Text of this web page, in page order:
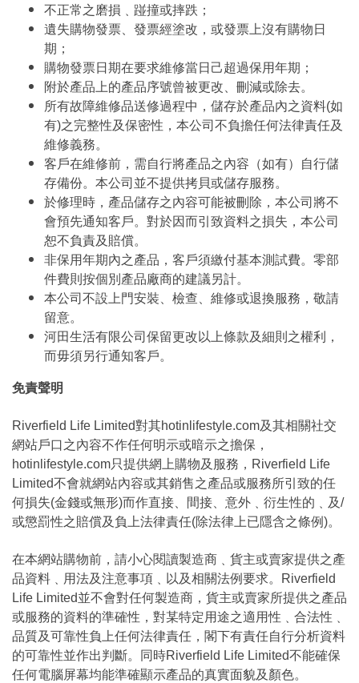
不正常之磨損﹑踫撞或摔跌；
遺失購物發票、發票經塗改，或發票上沒有購物日
期；
購物發票日期在要求維修當日己超過保用年期；
附於產品上的產品序號曾被更改、刪減或除去。
所有故障維修品送修過程中，儲存於產品內之資料(如
有)之完整性及保密性，本公司不負擔任何法律責任及
維修義務。
客戶在維修前，需自行將產品之內容（如有）自行儲
存備份。本公司並不提供拷貝或儲存服務。
於修理時，產品儲存之內容可能被刪除，本公司將不
會預先通知客戶。對於因而引致資料之損失，本公司
恕不負責及賠償。
非保用年期內之產品，客戶須繳付基本測試費。零部
件費則按個別產品廠商的建議另計。
本公司不設上門安裝、檢查、維修或退換服務，敬請
留意。
河田生活有限公司保留更改以上條款及細則之權利，
而毋須另行通知客戶。
免責聲明
Riverfield Life Limited對其hotinlifestyle.com及其相關社交
網站戶口之內容不作任何明示或暗示之擔保，
hotinlifestyle.com只提供網上購物及服務，Riverfield Life
Limited不會就網站內容或其銷售之產品或服務所引致的任
何損失(金錢或無形)而作直接、間接、意外﹑衍生性的﹑及/
或懲罰性之賠償及負上法律責任(除法律上已隱含之條例)。
在本網站購物前，請小心閱讀製造商﹑貨主或賣家提供之產
品資料﹑用法及注意事項﹑以及相關法例要求。Riverfield
Life Limited並不會對任何製造商，貨主或賣家所提供之產品
或服務的資料的準確性，對某特定用途之適用性﹑合法性﹑
品質及可靠性負上任何法律責任，閣下有責任自行分析資料
的可靠性並作出判斷。同時Riverfield Life Limited不能確保
任何電腦屏幕均能準確顯示產品的真實面貌及顏色。